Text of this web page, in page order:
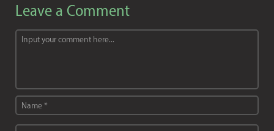
Leave a Comment